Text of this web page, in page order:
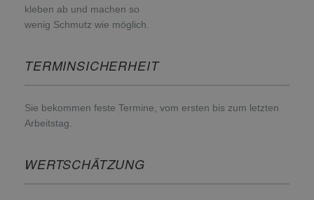
kleben ab und machen so
wenig Schmutz wie möglich.
TERMINSICHERHEIT
Sie bekommen feste Termine, vom ersten bis zum letzten
Arbeitstag.
WERTSCHÄTZUNG